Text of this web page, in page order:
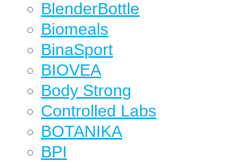
BlenderBottle
Biomeals
BinaSport
BIOVEA
Body Strong
Controlled Labs
BOTANIKA
BPI